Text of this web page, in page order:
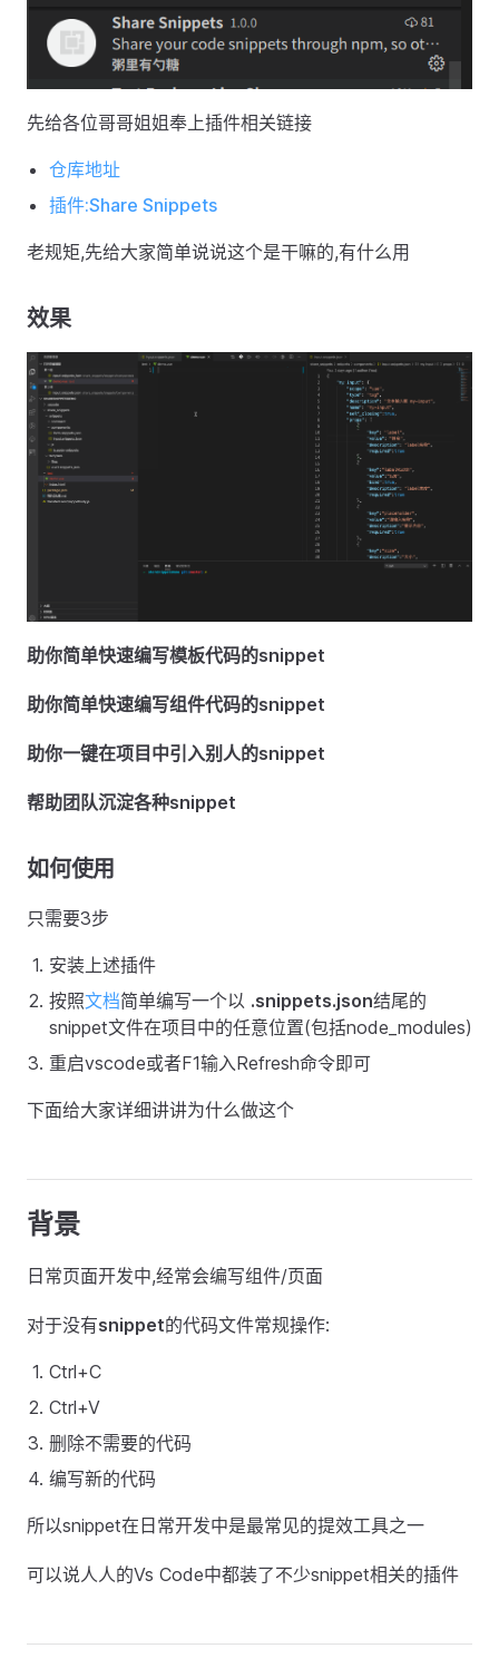
先给各位哥哥姐姐奉上插件相关链接
仓库地址
插件:Share Snippets
老规矩,先给大家简单说说这个是干嘛的,有什么用
效果
助你简单快速编写模板代码的snippet
助你简单快速编写组件代码的snippet
助你一键在项目中引入别人的snippet
帮助团队沉淀各种snippet
如何使用
只需要3步
安装上述插件
按照文档简单编写一个以 .snippets.json结尾的
snippet文件在项目中的任意位置(包括node_modules)
重启vscode或者F1输入Refresh命令即可
下面给大家详细讲讲为什么做这个
背景
日常页面开发中,经常会编写组件/页面
对于没有snippet的代码文件常规操作:
Ctrl+C
Ctrl+V
删除不需要的代码
编写新的代码
所以snippet在日常开发中是最常见的提效工具之一
可以说人人的Vs Code中都装了不少snippet相关的插件